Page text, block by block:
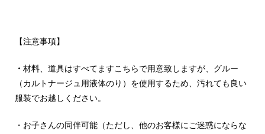
【注意事項】
・ 材料、道具はすべてますこちらで用意致しますが、グルー
（カルトナージュ用液体のり）を使用するため、汚れても良い
服装でお越しください。
・お子さんの同伴可能（ただし、他のお客様にご迷惑にならな